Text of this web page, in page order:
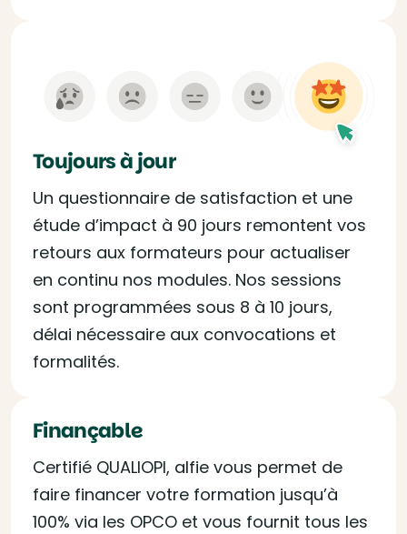
Toujours à jour
Un questionnaire de satisfaction et une
étude d’impact à 90 jours remontent vos
retours aux formateurs pour actualiser
en continu nos modules. Nos sessions
sont programmées sous 8 à 10 jours,
délai nécessaire aux convocations et
formalités.
Finançable
Certifié QUALIOPI, alfie vous permet de
faire financer votre formation jusqu’à
100% via les OPCO et vous fournit tous les